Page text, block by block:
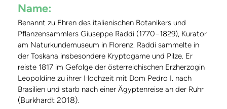
Name:
Benannt zu Ehren des italienischen Botanikers und
Pflanzensammlers Giuseppe Raddi (1770−1829), Kurator
am Naturkundemuseum in Florenz. Raddi sammelte in
der Toskana insbesondere Kryptogame und Pilze. Er
reiste 1817 im Gefolge der österreichischen Erzherzogin
Leopoldine zu ihrer Hochzeit mit Dom Pedro I. nach
Brasilien und starb nach einer Ägyptenreise an der Ruhr
(Burkhardt 2018).